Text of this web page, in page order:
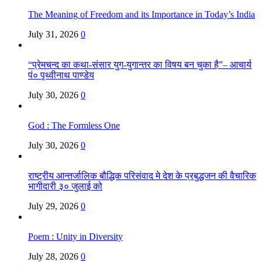
The Meaning of Freedom and its Importance in Today’s India
July 31, 2026 0
“प्रेमचन्द का कथा-संसार युग-युगान्तर का विषय बन चुका है”– आचार्य
पं० पृथ्वीनाथ पाण्डेय
July 30, 2026 0
God : The Formless One
July 30, 2026 0
राष्ट्रीय आन्तर्जालिक बौद्धिक परिसंवाद मे देश के प्रबुद्धजन की वैचारिक
भागीदारी ३० जुलाई को
July 29, 2026 0
Poem : Unity in Diversity
July 28, 2026 0